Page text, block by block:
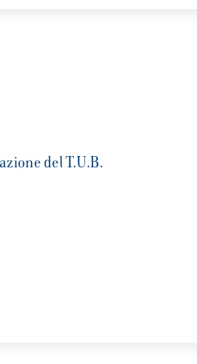
del T.U.B.